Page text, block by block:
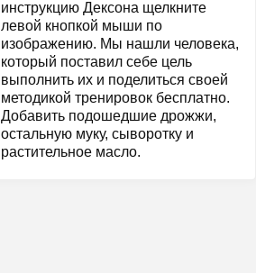
инструкцию Дексона щелкните
левой кнопкой мыши по
изображению. Мы нашли человека,
который поставил себе цель
выполнить их и поделиться своей
методикой тренировок бесплатно.
Добавить подошедшие дрожжи,
остальную муку, сыворотку и
растительное масло.